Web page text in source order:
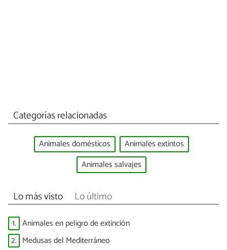
Categorías relacionadas
Animales domésticos
Animales extintos
Animales salvajes
Lo más visto Lo último
1. Animales en peligro de extinción
2. Medusas del Mediterráneo